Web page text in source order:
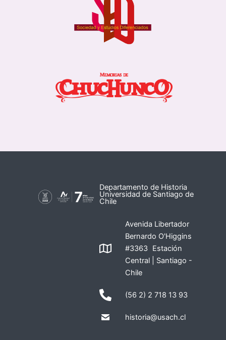
Departamento de Historia
Universidad de Santiago de
Chile
Avenida Libertador
Bernardo O'Higgins
#3363 Estación
Central | Santiago -
Chile
(56 2) 2 718 13 93
historia@usach.cl